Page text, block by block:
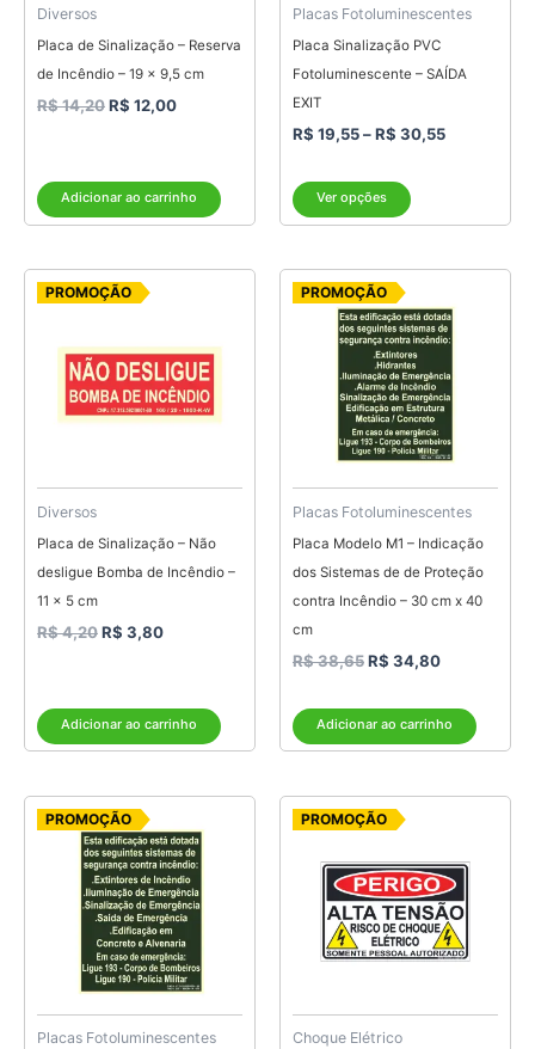
Diversos
Placa de Sinalização – Reserva
de Incêndio – 19 x 9,5 cm
R$14,20R$ 12,00
Adicionar ao carrinho
Placas Fotoluminescentes
Placa Sinalização PVC
Fotoluminescente – SAÍDA
EXIT
R$ 19,55–R$ 30,55
Ver opções
ser
escolhidas
na
página
do
PROMOÇÃO
Diversos
Placa de Sinalização – Não
desligue Bomba de Incêndio –
11 x 5 cm
R$4,20
O
preço
R$ 4,20.
R$ 3,80
R$ 3,80.
Adicionar ao carrinho
PROMOÇÃO
Placas Fotoluminescentes
Placa Modelo M1 – Indicação
dos Sistemas de de Proteção
contra Incêndio – 30 cm x 40
cm
R$38,65
O
preço
original
era:
R$ 38,65.
R$ 34,80
atual
é:
Adicionar ao carrinho
PROMOÇÃO
Placas Fotoluminescentes
O
preço
original
era:
R$ 38,65.
preço
atual
é:
R$ 34,80.
PROMOÇÃO
Choque Elétrico
O
preço
era:
R$ 6,25.
é:
R$ 5,00.